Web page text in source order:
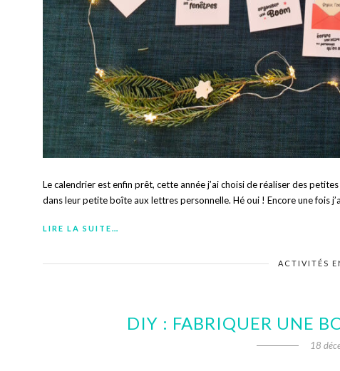
Le calendrier est enfin prêt, cette année j’ai choisi de réaliser des
dans leur petite boîte aux lettres personnelle. Hé oui ! Encore une fois
LIRE LA SUITE…
ACTIVITÉS
DIY : FABRIQUER UNE
18